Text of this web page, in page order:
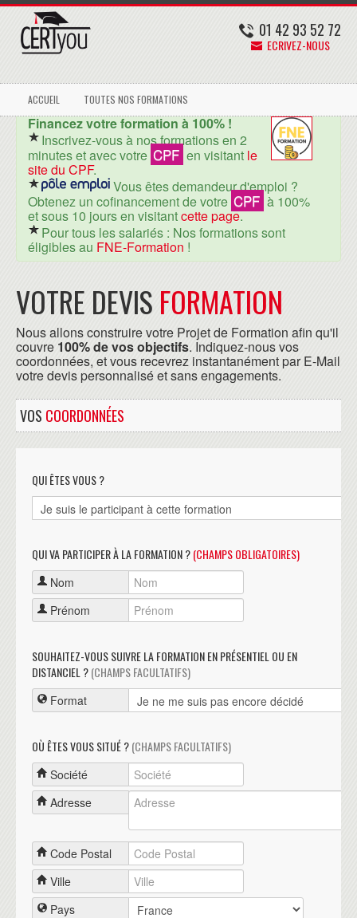
01 42 93 52 72
ECRIVEZ-NOUS
ACCUEIL TOUTES NOS FORMATIONS
Financez votre formation à 100% !
Inscrivez-vous à nos formations en 2
minutes et avec votre CPF en visitant le
site du CPF.
Vous êtes demandeur d'emploi ?
Obtenez un cofinancement de votre CPF à 100%
et sous 10 jours en visitantcette page.
Pour tous les salariés : Nos formations sont
éligibles au FNE-Formation !
VOTRE DEVIS FORMATION
Nous allons construire votre Projet de Formation afin qu'il
couvre 100% de vos objectifs. Indiquez-nous vos
coordonnées, et vous recevrez instantanément par E-Mail
votre devis personnalisé et sans engagements.
VOS COORDONNÉES
QUI ÊTES VOUS ?
QUI VA PARTICIPER À LA FORMATION ?(CHAMPS OBLIGATOIRES)
Nom
Prénom
SOUHAITEZ-VOUS SUIVRE LA FORMATION EN PRÉSENTIEL OU EN
DISTANCIEL ?(CHAMPS FACULTATIFS)
Format
OÙ ÊTES VOUS SITUÉ ?(CHAMPS FACULTATIFS)
Société
Adresse
Code Postal
Ville
Pays